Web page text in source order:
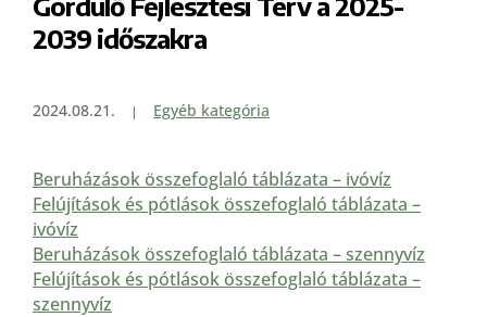
2039 időszakra
2024.08.21. Egyéb kategória
Beruházások összefoglaló táblázata – ivóvíz
Felújítások és pótlások összefoglaló táblázata –
ivóvíz
Beruházások összefoglaló táblázata – szennyvíz
Felújítások és pótlások összefoglaló táblázata –
szennyvíz